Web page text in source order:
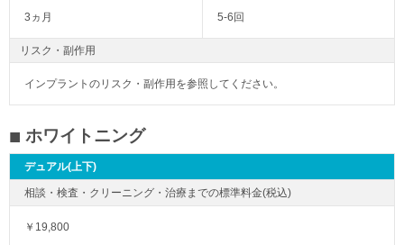
3ヵ月 5-6回
リスク・副作用
インプラントのリスク・副作用を参照してください。
ホワイトニング
デュアル(上下)
￥19,800